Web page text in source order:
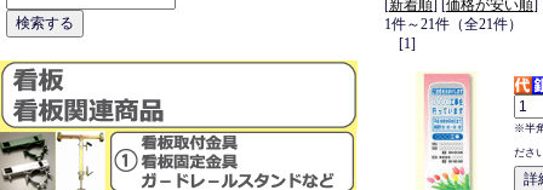
[新着順] [価格が安い順]
1件～21件（全21件）
[1]
※半
ださ